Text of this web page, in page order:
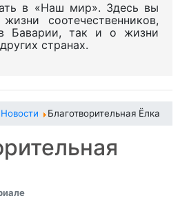
в «Наш мир». Здесь вы
соотечественников,
Баварии, так и о жизни
странах.
Новости Благотворительная Ёлка